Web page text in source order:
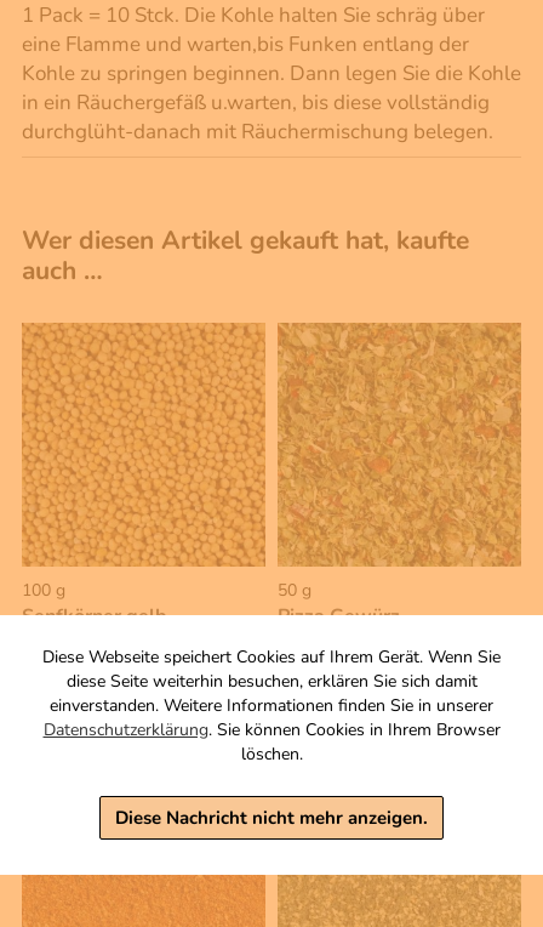
Diese Webseite speichert Cookies auf Ihrem Gerät. Wenn Sie
diese Seite weiterhin besuchen, erklären Sie sich damit
einverstanden. Weitere Informationen finden Sie in unserer
Datenschutzerklärung. Sie können Cookies in Ihrem Browser
löschen.
Diese Nachricht nicht mehr anzeigen.
1 Pack = 10 Stck. Die Kohle halten Sie schräg über
eine Flamme und warten,bis Funken entlang der
Kohle zu springen beginnen. Dann legen Sie die Kohle
in ein Räuchergefäß u.warten, bis diese vollständig
durchglüht-danach mit Räuchermischung belegen.
Wer diesen Artikel gekauft hat, kaufte
auch …
100 g
Senfkörner gelb
2,50 €
inkl. MwSt, zzgl. Versand
Grundpreis 1 KG: 25,00 €
Warenkorb
50 g
Pizza Gewürz
Zutaten
3,20 €
Grundpreis 1 KG: 64,00 €
Warenkorb